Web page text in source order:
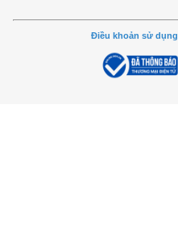
Điều khoản sử dụng